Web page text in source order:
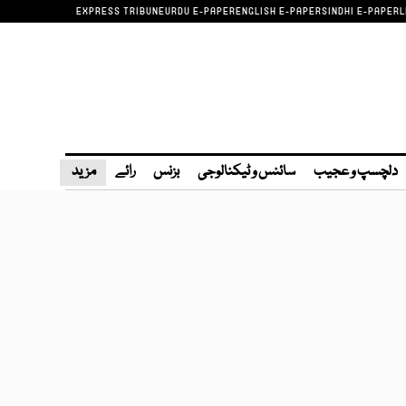
EXPRESS TRIBUNEURDU E-PAPERENGLISH E-PAPERSINDHI E-PAPER
دلچسپ و عجیب سائنس و ٹیکنالوجی بزنس رائے مزید